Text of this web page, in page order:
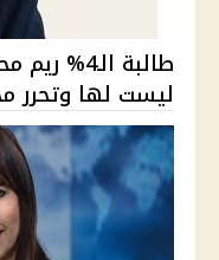
طالبة
ليست لها وتحرر